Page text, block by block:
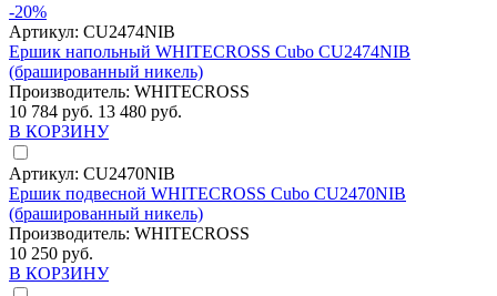
-20%
Артикул: CU2474NIB
Ершик напольный WHITECROSS Cubo CU2474NIB
(брашированный никель)
Производитель: WHITECROSS
10 784 руб. 13 480 руб.
В КОРЗИНУ
Артикул: CU2470NIB
Ершик подвесной WHITECROSS Cubo CU2470NIB
(брашированный никель)
Производитель: WHITECROSS
10 250 руб.
В КОРЗИНУ